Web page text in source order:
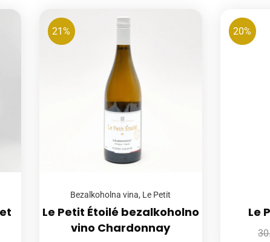
21%
Bezalkoholna vina, Le Petit
Le Petit Étoilé bezalkoholno
vino Chardonnay
20%
Le